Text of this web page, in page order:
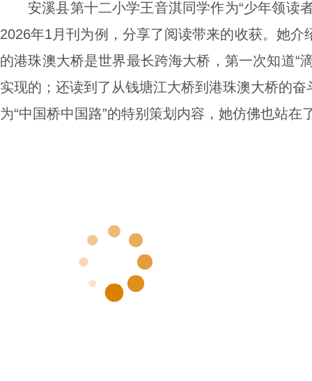
安溪县第十二小学王音淇同学作为“少年领读
2026年1月刊为例，分享了阅读带来的收获。她介
的港珠澳大桥是世界最长跨海大桥，第一次知道“
实现的；还读到了从钱塘江大桥到港珠澳大桥的
为“中国桥中国路”的特别策划内容，她仿佛也站在